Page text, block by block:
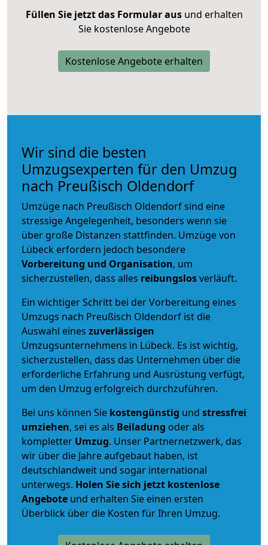
Füllen Sie jetzt das Formular ausund erhalten
Sie kostenlose Angebote
Kostenlose Angebote erhalten
Wir sind die besten
Umzugsexperten für den Umzug
nach Preußisch Oldendorf
Umzüge nach Preußisch Oldendorf sind eine
stressige Angelegenheit, besonders wenn sie
über große Distanzen stattfinden. Umzüge von
Lübeck erfordern jedoch besondere
Vorbereitung und Organisation, um
sicherzustellen, dass alles reibungslosverläuft.
Ein wichtiger Schritt bei der Vorbereitung eines
Umzugs nach Preußisch Oldendorf ist die
Auswahl eines zuverlässigen
Umzugsunternehmens in Lübeck. Es ist wichtig,
sicherzustellen, dass das Unternehmen über die
erforderliche Erfahrung und Ausrüstung verfügt,
um den Umzug erfolgreich durchzuführen.
Bei uns können Sie kostengünstig und stressfrei
umziehen, sei es als Beiladung oder als
kompletter Umzug. Unser Partnernetzwerk, das
wir über die Jahre aufgebaut haben, ist
deutschlandweit und sogar international
unterwegs. Holen Sie sich jetzt kostenlose
Angebote und erhalten Sie einen ersten
Überblick über die Kosten für Ihren Umzug.